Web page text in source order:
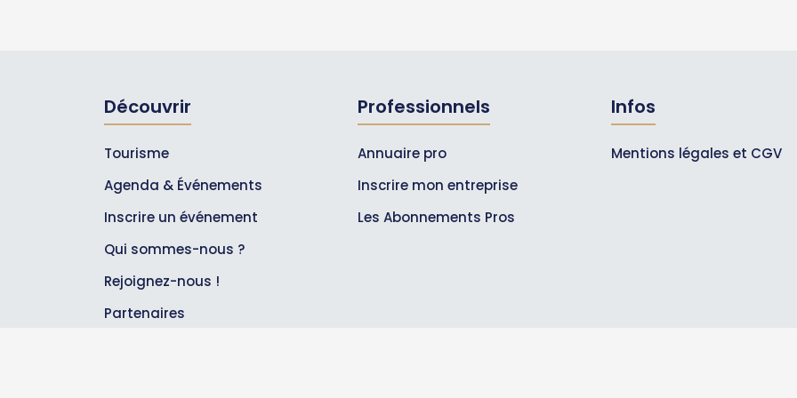
Découvrir
Tourisme
Agenda & Événements
Inscrire un événement
Qui sommes-nous ?
Rejoignez-nous !
Partenaires
Professionnels
Annuaire pro
Inscrire mon entreprise
Les Abonnements Pros
Infos
Mentions légales et CGV